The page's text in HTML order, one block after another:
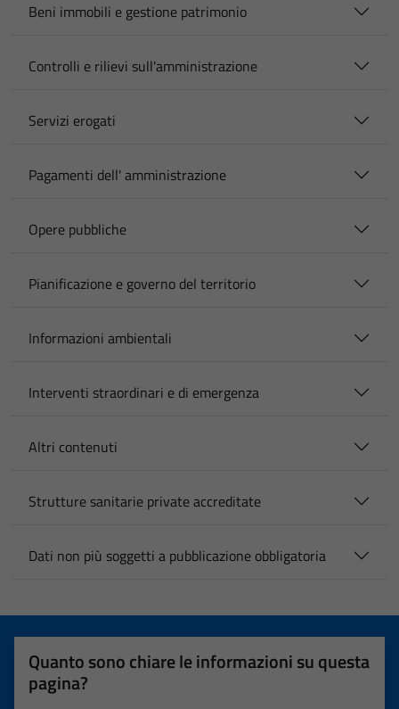
Beni immobili e gestione patrimonio
Controlli e rilievi sull'amministrazione
Servizi erogati
Pagamenti dell' amministrazione
Opere pubbliche
Pianificazione e governo del territorio
Informazioni ambientali
Interventi straordinari e di emergenza
Altri contenuti
Strutture sanitarie private accreditate
Dati non più soggetti a pubblicazione obbligatoria
Quanto sono chiare le informazioni su questa
pagina?